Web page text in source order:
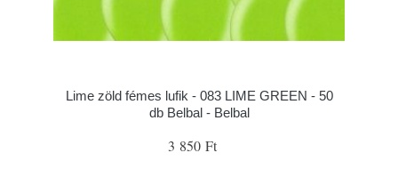
Lime zöld fémes lufik - 083 LIME GREEN - 50
db Belbal - Belbal
3 850 Ft